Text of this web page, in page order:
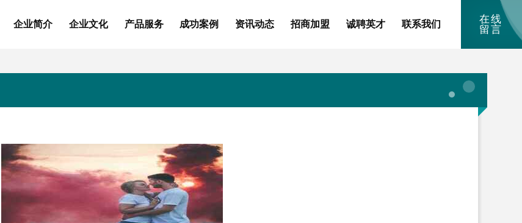
企业简介 企业文化 产品服务 成功案例 资讯动态 招商加盟 诚聘英才 联系我们
在线
留言